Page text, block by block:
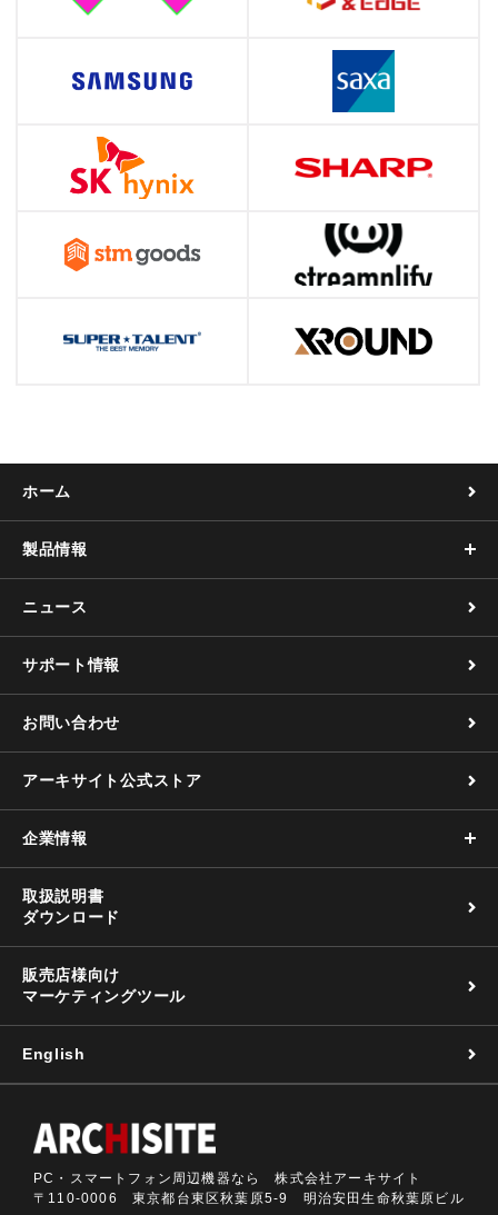
ホーム
製品情報
ニュース
サポート情報
お問い合わせ
アーキサイト公式ストア
企業情報
取扱説明書
ダウンロード
販売店様向け
マーケティングツール
English
PC・スマートフォン周辺機器なら 株式会社アーキサイト
〒110-0006 東京都台東区秋葉原5-9 明治安田生命秋葉原ビル